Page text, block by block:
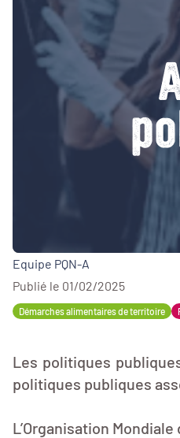
Equipe PQN-A
Publié le 01/02/2025
Démarches alimentaires de territoire
Les politiques
politiques publiques
L’Organisation